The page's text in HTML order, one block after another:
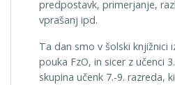
predpostavk, primerjanje,
vprašanj ipd.
Ta dan smo v šolski knjižnici
pouka FzO, in sicer z učenci
skupina učenk 7.-9. razreda,